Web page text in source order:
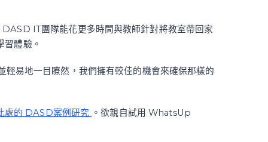
IT團隊能花更多時間與教師針對將教室帶回家
體驗。
易地一目瞭然，我們擁有較佳的機會來確保那樣的
處的 DASD案例研究 。欲親自試用 WhatsUp